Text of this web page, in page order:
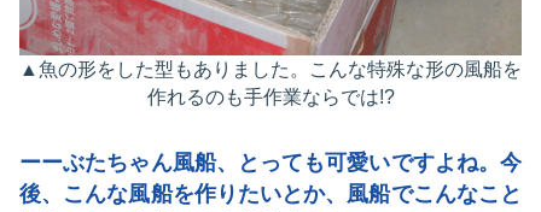
▲魚の形をした型もありました。こんな特殊な形の風船を
作れるのも手作業ならでは!?
ーーぶたちゃん風船、とっても可愛いですよね。今
後、こんな風船を作りたいとか、風船でこんなこと